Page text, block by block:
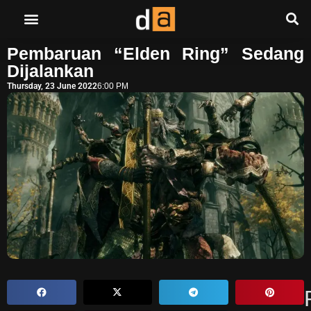
Pembaruan “Elden Ring” Sedang
Dijalankan
Thursday, 23 June 20226:00 PM